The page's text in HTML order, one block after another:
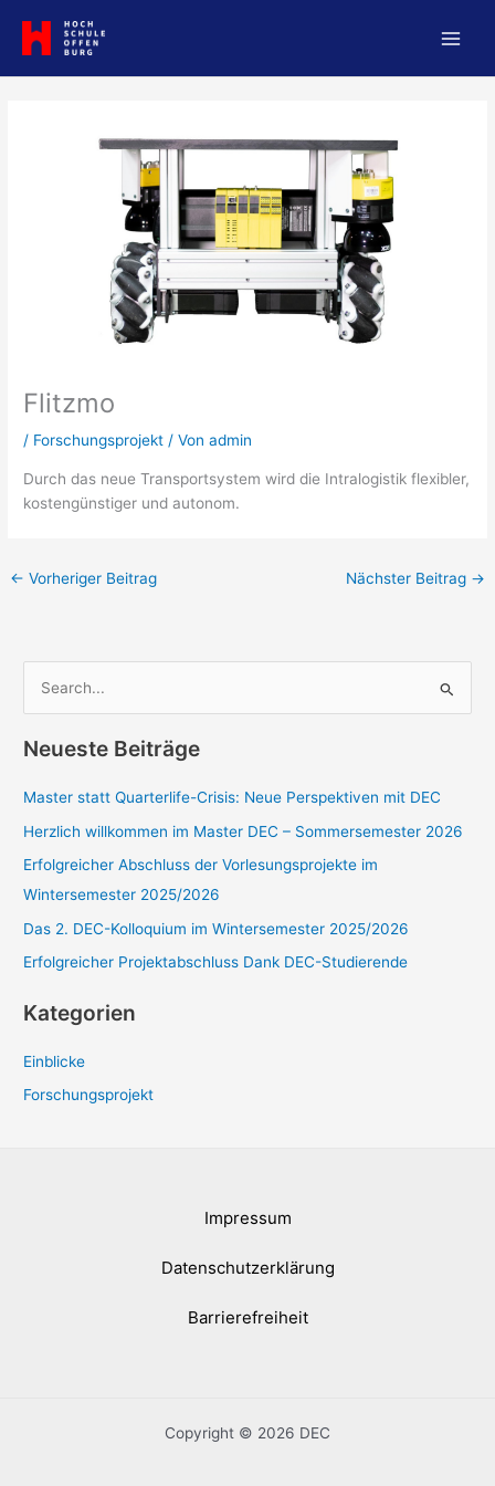
Inhalt
springen
Flitzmo
/ Forschungsprojekt / Vonadmin
Durch das neue Transportsystem wird die Intralogistik flexibler,
kostengünstiger und autonom.
← Vorheriger Beitrag Nächster Beitrag →
e
n
:
Neueste Beiträge
Master statt Quarterlife-Crisis: Neue Perspektiven mit DEC
Herzlich willkommen im Master DEC – Sommersemester 2026
Erfolgreicher Abschluss der Vorlesungsprojekte im
Wintersemester 2025/2026
Das 2. DEC-Kolloquium im Wintersemester 2025/2026
Erfolgreicher Projektabschluss Dank DEC-Studierende
Kategorien
Einblicke
Forschungsprojekt
Impressum
Datenschutzerklärung
Barrierefreiheit
Copyright © 2026 DEC